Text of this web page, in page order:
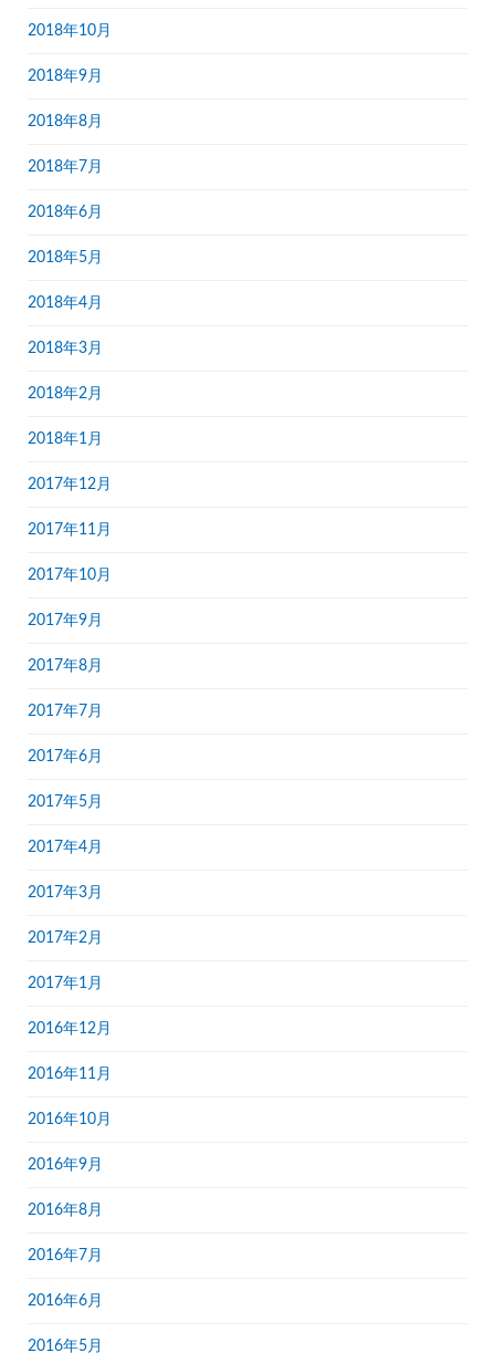
2018年10月
2018年9月
2018年8月
2018年7月
2018年6月
2018年5月
2018年4月
2018年3月
2018年2月
2018年1月
2017年12月
2017年11月
2017年10月
2017年9月
2017年8月
2017年7月
2017年6月
2017年5月
2017年4月
2017年3月
2017年2月
2017年1月
2016年12月
2016年11月
2016年10月
2016年9月
2016年8月
2016年7月
2016年6月
2016年5月